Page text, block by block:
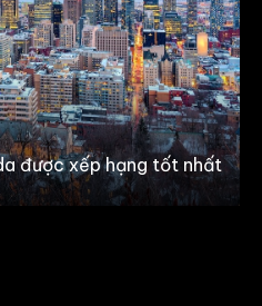
được xếp hạng tốt nhất